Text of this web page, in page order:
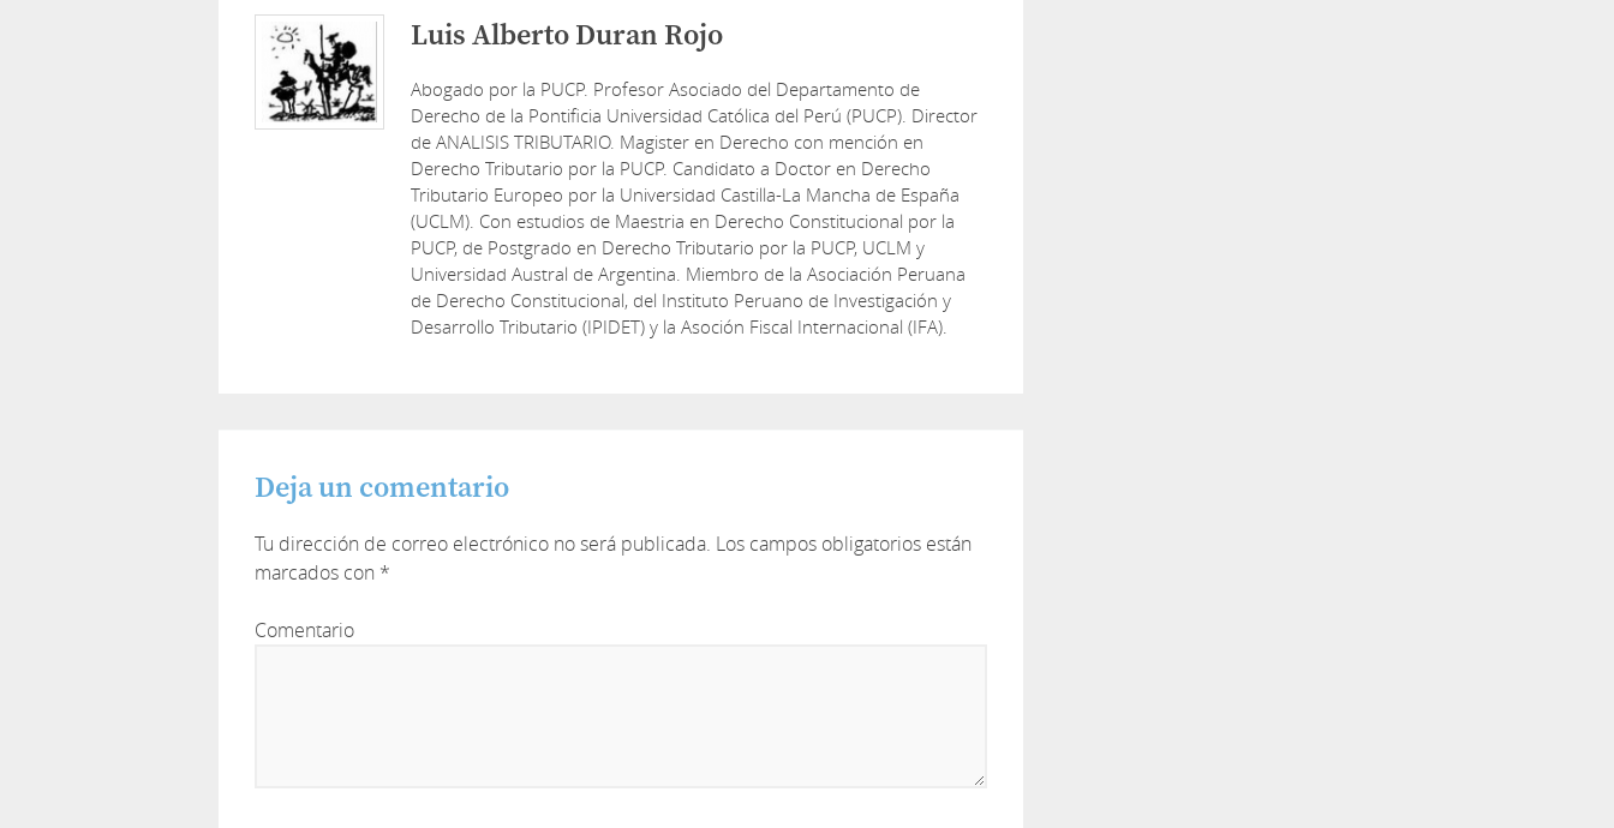
Luis Alberto Duran Rojo
Abogado por la PUCP. Profesor Asociado del Departamento de
Derecho de la Pontificia Universidad Católica del Perú (PUCP). Director
de ANALISIS TRIBUTARIO. Magister en Derecho con mención en
Derecho Tributario por la PUCP. Candidato a Doctor en Derecho
Tributario Europeo por la Universidad Castilla-La Mancha de España
(UCLM). Con estudios de Maestria en Derecho Constitucional por la
PUCP, de Postgrado en Derecho Tributario por la PUCP, UCLM y
Universidad Austral de Argentina. Miembro de la Asociación Peruana
de Derecho Constitucional, del Instituto Peruano de Investigación y
Desarrollo Tributario (IPIDET) y la Asoción Fiscal Internacional (IFA).
Deja un comentario
Tu dirección de correo electrónico no será publicada. Los campos obligatorios están
marcados con *
Comentario